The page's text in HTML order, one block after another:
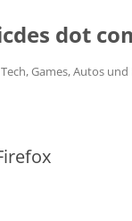
dot
Games, Autos